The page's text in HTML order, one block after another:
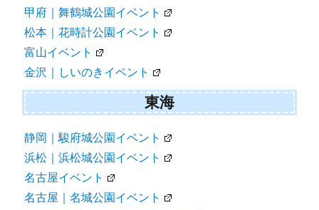
甲府｜舞鶴城公園イベント
松本｜花時計公園イベント
富山イベント
金沢｜しいのきイベント
東海
静岡｜駿府城公園イベント
浜松｜浜松城公園イベント
名古屋イベント
名古屋｜名城公園イベント